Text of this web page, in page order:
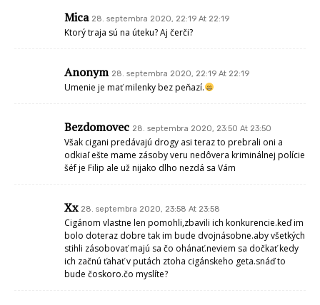
Mica 28. septembra 2020, 22:19 At 22:19
Ktorý traja sú na úteku? Aj čerči?
Anonym 28. septembra 2020, 22:19 At 22:19
Umenie je mať milenky bez peňazí.
Bezdomovec 28. septembra 2020, 23:50 At 23:50
Však cigani predávajú drogy asi teraz to prebrali oni a
odkiaľ ešte mame zásoby veru nedôvera kriminálnej polície
šéf je Filip ale už nijako dlho nezdá sa Vám
Xx 28. septembra 2020, 23:58 At 23:58
Cigánom vlastne len pomohli,zbavili ich konkurencie.keď im
bolo doteraz dobre tak im bude dvojnásobne.aby všetkých
stihli zásobovať majú sa čo ohánať.neviem sa dočkať kedy
ich začnú ťahať v putách ztoha cigánskeho geta.snáď to
bude čoskoro.čo myslíte?